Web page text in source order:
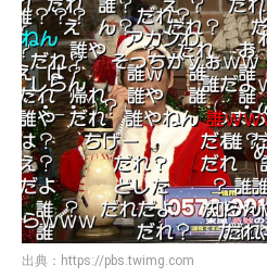
出典： https://pbs.twimg.com